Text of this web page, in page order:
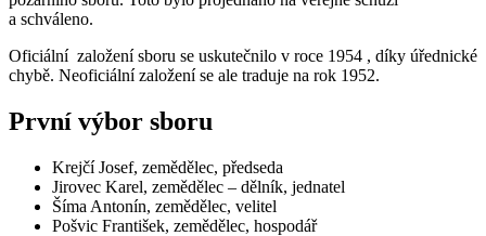
a schváleno.
Oficiální založení sboru se uskutečnilo v roce 1954 , díky úřednické
chybě. Neoficiální založení se ale traduje na rok 1952.
První výbor sboru
Krejčí Josef, zemědělec, předseda
Jirovec Karel, zemědělec – dělník, jednatel
Šíma Antonín, zemědělec, velitel
Pošvic František, zemědělec, hospodář